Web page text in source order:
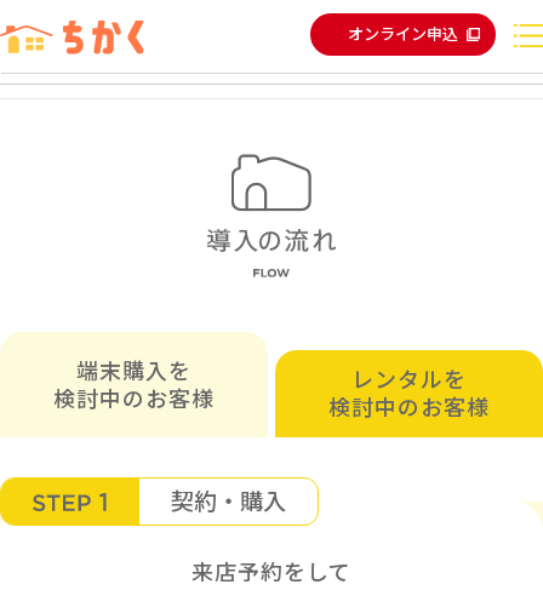
オンライン申込
端末購入を
検討中のお客様
レンタルを
検討中のお客様
契約・購入
来店予約をして